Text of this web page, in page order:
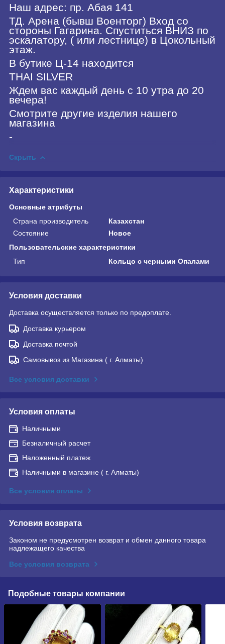
Наш адрес: пр. Абая 141
ТД. Арена (бывш Военторг) Вход со
стороны Гагарина. Спуститься ВНИЗ по
эскалатору, ( или лестнице) в Цокольный
этаж.
В бутике Ц-14 находится
THAI SILVER
Ждем вас каждый день с 10 утра до 20
вечера!
Смотрите другие изделия нашего
магазина
-
Скрыть
Характеристики
Основные атрибуты
Страна производитель
Казахстан
Состояние
Новое
Пользовательские характеристики
Тип
Кольцо с черными Опалами
Условия доставки
Доставка осуществляется только по предоплате.
Доставка курьером
Доставка почтой
Самовывоз из Магазина ( г. Алматы)
Все условия доставки
Условия оплаты
Наличными
Безналичный расчет
Наложенный платеж
Наличными в магазине ( г. Алматы)
Все условия оплаты
Условия возврата
Законом не предусмотрен возврат и обмен данного товара
надлежащего качества
Все условия возврата
Подобные товары компании